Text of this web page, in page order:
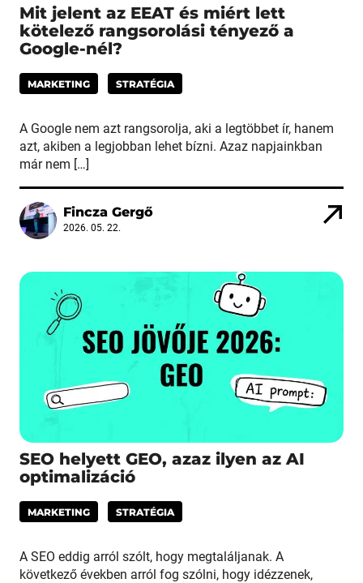
Mit jelent az EEAT és miért lett
kötelező rangsorolási tényező a
Google-nél?
MARKETING STRATÉGIA
A Google nem azt rangsorolja, aki a legtöbbet ír, hanem
azt, akiben a legjobban lehet bízni. Azaz napjainkban
már nem […]
Fincza Gergő
2026. 05. 22.
SEO helyett GEO, azaz ilyen az AI
optimalizáció
MARKETING STRATÉGIA
A SEO eddig arról szólt, hogy megtaláljanak. A
következő években arról fog szólni, hogy idézzenek,